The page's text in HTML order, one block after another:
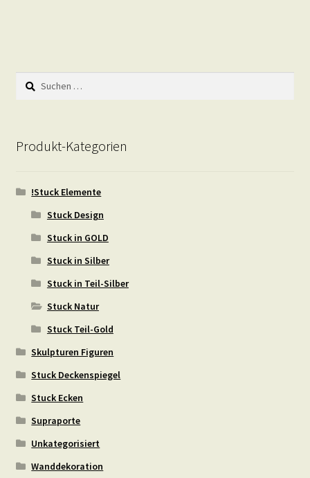
Suchen
nach:
Produkt-Kategorien
!Stuck Elemente
Stuck Design
Stuck in GOLD
Stuck in Silber
Stuck in Teil-Silber
Stuck Natur
Stuck Teil-Gold
Skulpturen Figuren
Stuck Deckenspiegel
Stuck Ecken
Supraporte
Unkategorisiert
Wanddekoration